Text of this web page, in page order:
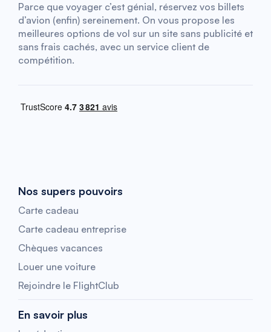
Parce que voyager c’est génial, réservez vos billets
d’avion (enfin) sereinement. On vous propose les
meilleures options de vol sur un site sans publicité et
sans frais cachés, avec un service client de
compétition.
Nos supers pouvoirs
Carte cadeau
Carte cadeau entreprise
Chèques vacances
Louer une voiture
Rejoindre le FlightClub
En savoir plus